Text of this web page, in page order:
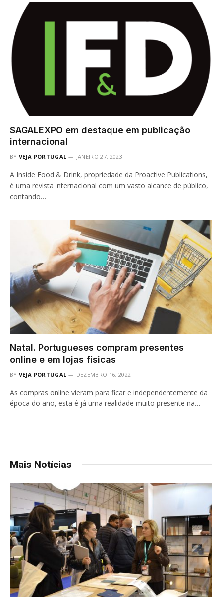
SAGALEXPO em destaque em publicação
internacional
BY VEJA PORTUGAL JANEIRO 27, 2023
A Inside Food & Drink, propriedade da Proactive Publications,
é uma revista internacional com um vasto alcance de público,
contando…
Natal. Portugueses compram presentes
online e em lojas físicas
BY VEJA PORTUGAL DEZEMBRO 16, 2022
As compras online vieram para ficar e independentemente da
época do ano, esta é já uma realidade muito presente na…
Mais Notícias